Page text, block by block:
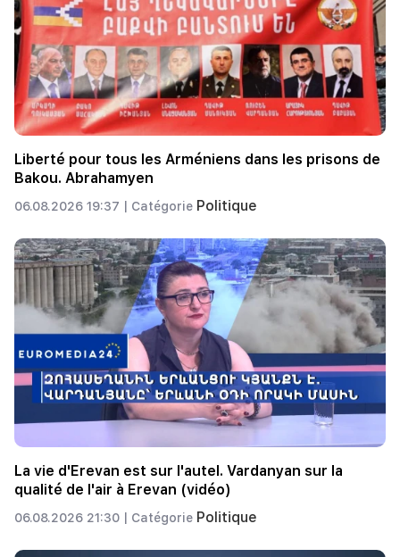
Liberté pour tous les Arméniens dans les prisons de
Bakou. Abrahamyen
06.08.2026 19:37 | Catégorie Politique
La vie d'Erevan est sur l'autel. Vardanyan sur la
qualité de l'air à Erevan (vidéo)
06.08.2026 21:30 | Catégorie Politique